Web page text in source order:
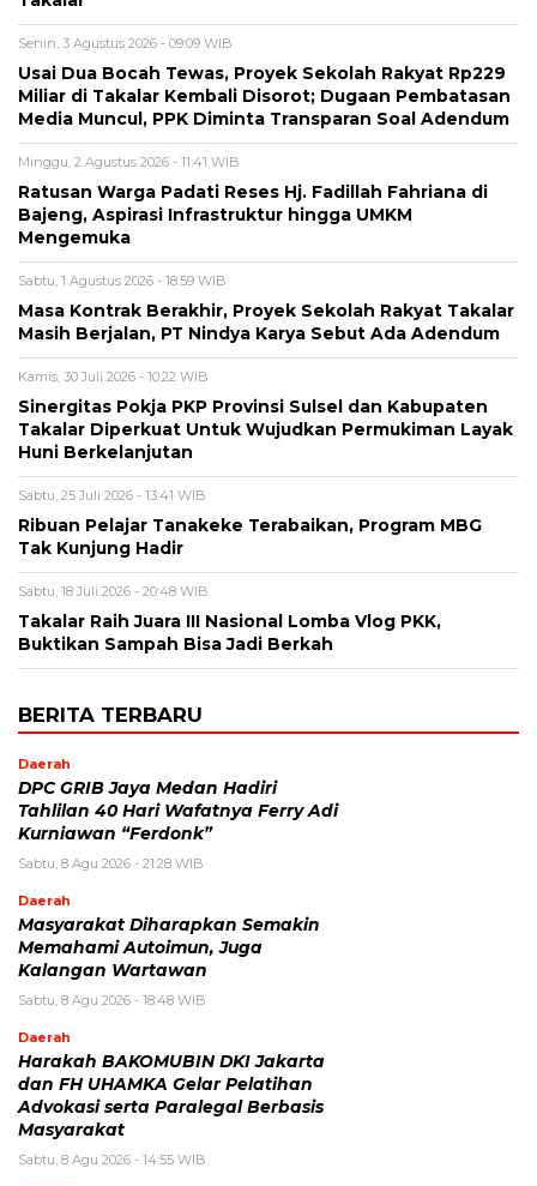
Senin, 3 Agustus 2026 - 09:09 WIB
Usai Dua Bocah Tewas, Proyek Sekolah Rakyat Rp229
Miliar di Takalar Kembali Disorot; Dugaan Pembatasan
Media Muncul, PPK Diminta Transparan Soal Adendum
Minggu, 2 Agustus 2026 - 11:41 WIB
Ratusan Warga Padati Reses Hj. Fadillah Fahriana di
Bajeng, Aspirasi Infrastruktur hingga UMKM
Mengemuka
Sabtu, 1 Agustus 2026 - 18:59 WIB
Masa Kontrak Berakhir, Proyek Sekolah Rakyat Takalar
Masih Berjalan, PT Nindya Karya Sebut Ada Adendum
Kamis, 30 Juli 2026 - 10:22 WIB
Sinergitas Pokja PKP Provinsi Sulsel dan Kabupaten
Takalar Diperkuat Untuk Wujudkan Permukiman Layak
Huni Berkelanjutan
Sabtu, 25 Juli 2026 - 13:41 WIB
Ribuan Pelajar Tanakeke Terabaikan, Program MBG
Tak Kunjung Hadir
Sabtu, 18 Juli 2026 - 20:48 WIB
Takalar Raih Juara III Nasional Lomba Vlog PKK,
Buktikan Sampah Bisa Jadi Berkah
BERITA TERBARU
Daerah
DPC GRIB Jaya Medan Hadiri
Tahlilan 40 Hari Wafatnya Ferry Adi
Kurniawan “Ferdonk”
Sabtu, 8 Agu 2026 - 21:28 WIB
Daerah
Masyarakat Diharapkan Semakin
Memahami Autoimun, Juga
Kalangan Wartawan
Sabtu, 8 Agu 2026 - 18:48 WIB
Daerah
Harakah BAKOMUBIN DKI Jakarta
dan FH UHAMKA Gelar Pelatihan
Advokasi serta Paralegal Berbasis
Masyarakat
Sabtu, 8 Agu 2026 - 14:55 WIB